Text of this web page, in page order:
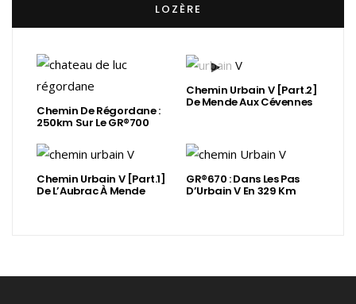
LOZÈRE
Chemin De Régordane :
250km Sur Le GR®700
Chemin Urbain V [Part.2]
De Mende Aux Cévennes
Chemin Urbain V [Part.1]
De L’Aubrac À Mende
GR®670 : Dans Les Pas
D’Urbain V En 329 Km